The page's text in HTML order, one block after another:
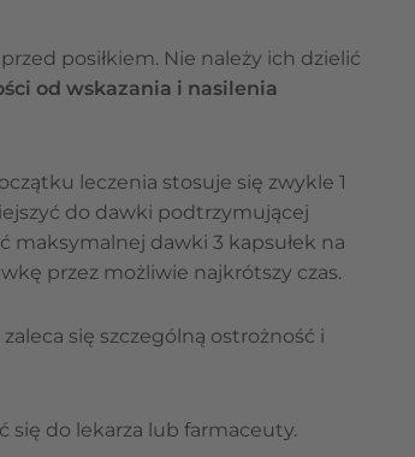
posiłkiem. Nie należy ich dzielić
od wskazania i nasilenia
leczenia stosuje się zwykle 1
do dawki podtrzymującej
maksymalnej dawki 3 kapsułek na
przez możliwie najkrótszy czas.
zaleca się szczególną ostrożność i
się do lekarza lub farmaceuty.